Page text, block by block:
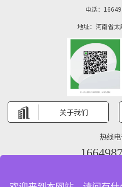
电话：
地址：河南省太
关于我们
热线
Copyright © 河南热丰锅炉有限公司 版